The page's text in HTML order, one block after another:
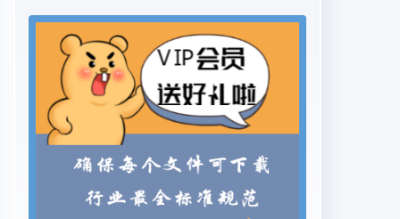
Da-liang,SUN Jin-rui' ,ZHU Xiao wei(Tianjin
University of Traditional Chinese Medicine,
Tianjin.300193; 1. ShandongInstitute of
Pharmaceutical Industry, Ji'
nan,250100)ABSTRACT :OBJECTIVE To
synthesice Flurbiprofen Axetil. METHODS
Tetrahydronaphthalene was treated with bro-
mine to produce hydrogen bromide. The
hydrogen bromide was dissolved in anhydrous